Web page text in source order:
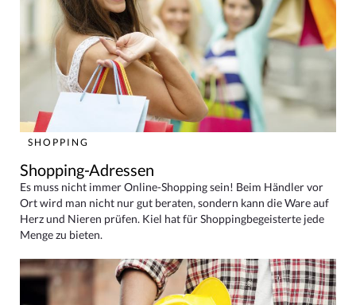
SHOPPING
Shopping-Adressen
Es muss nicht immer Online-Shopping sein! Beim Händler vor
Ort wird man nicht nur gut beraten, sondern kann die Ware auf
Herz und Nieren prüfen. Kiel hat für Shoppingbegeisterte jede
Menge zu bieten.